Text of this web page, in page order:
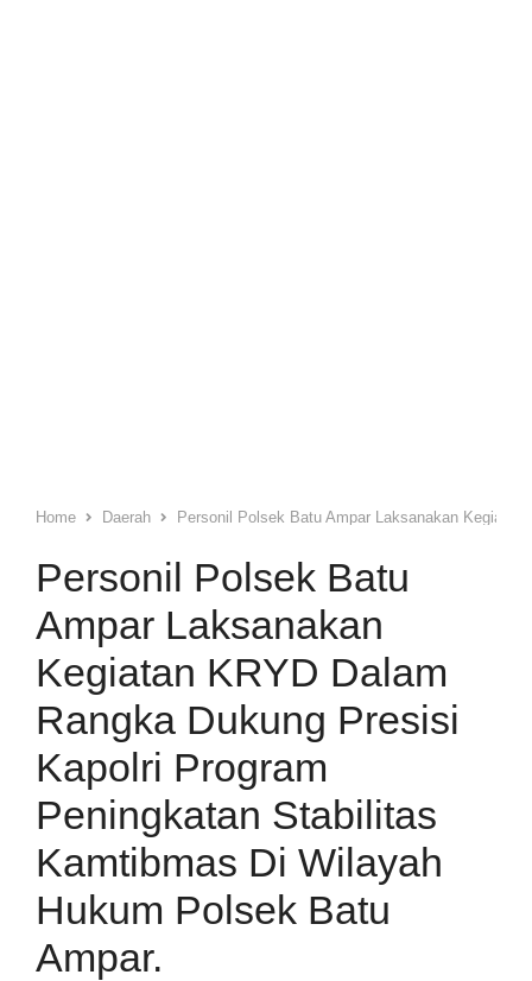
Home Daerah Personil Polsek Batu Ampar Laksanakan
Personil Polsek Batu
Ampar Laksanakan
Kegiatan KRYD Dalam
Rangka Dukung Presisi
Kapolri Program
Peningkatan Stabilitas
Kamtibmas Di Wilayah
Hukum Polsek Batu
Ampar.